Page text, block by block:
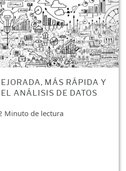
MÁS RÁPIDA Y
ANÁLISIS DE DATOS
Minuto de lectura